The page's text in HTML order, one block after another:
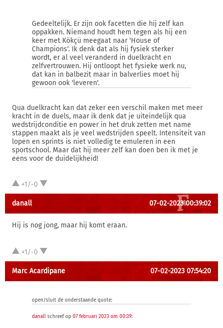
Gedeeltelijk. Er zijn ook facetten die hij zelf kan
oppakken. Niemand houdt hem tegen als hij een
keer met Kökçü meegaat naar 'House of
Champions'. Ik denk dat als hij fysiek sterker
wordt, er al veel veranderd in duelkracht en
zelfvertrouwen. Hij ontloopt het fysieke werk nu,
dat kan in balbezit maar in balverlies moet hij
gewoon ook 'leveren'.
Qua duelkracht kan dat zeker een verschil maken met meer
kracht in de duels, maar ik denk dat je uiteindelijk qua
wedstrijdconditie en power in het druk zetten met name
stappen maakt als je veel wedstrijden speelt. Intensiteit van
lopen en sprints is niet volledig te emuleren in een
sportschool. Maar dat hij meer zelf kan doen ben ik met je
eens voor de duidelijkheid!
+1/-0
danall 07-02-2023 00:39:02
Hij is nog jong, maar hij komt eraan.
+1/-0
Marc Acardipane 07-02-2023 07:54:20
open/sluit de onderstaande quote:
danall schreef op 07 februari 2023 om 00:39: